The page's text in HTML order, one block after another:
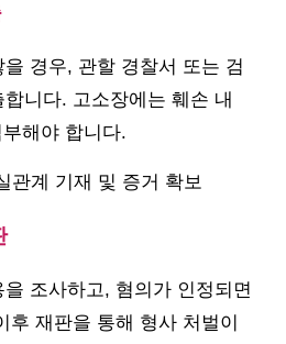
경우, 관할 경찰서 또는 검
니다. 고소장에는 훼손 내
해야 합니다.
관계 기재 및 증거 확보
조사하고, 혐의가 인정되면
후 재판을 통해 형사 처벌이